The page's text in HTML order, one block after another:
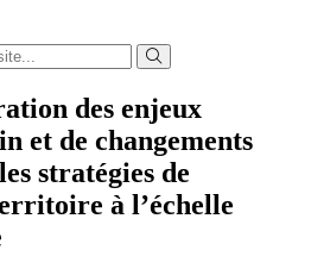
des enjeux
et de changements
stratégies de
à l’échelle